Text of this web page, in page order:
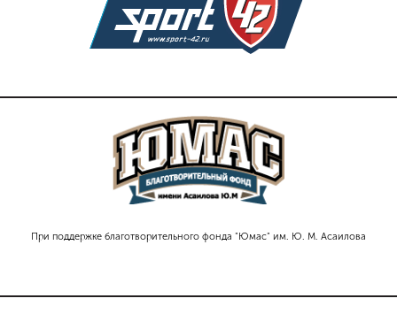
При поддержке благотворительного фонда "Юмас" им. Ю. М. Асаилова